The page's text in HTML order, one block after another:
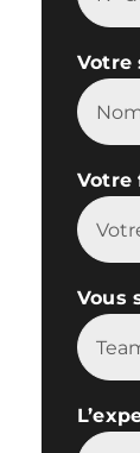
Votre
Votre
Vous